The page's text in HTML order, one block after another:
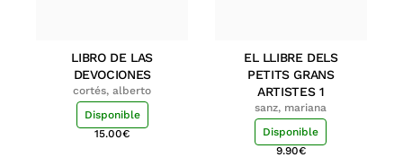
LIBRO DE LAS
DEVOCIONES
cortés, alberto
Disponible
15.00€
EL LLIBRE DELS
PETITS GRANS
ARTISTES 1
sanz, mariana
Disponible
9.90€